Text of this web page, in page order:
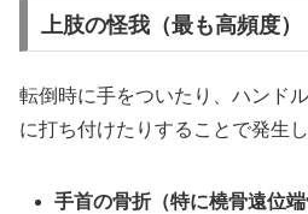
上肢の怪我（最も高頻度）
転倒時に手をついたり、ハンド
に打ち付けたりすることで発生し
手首の骨折（特に橈骨遠位